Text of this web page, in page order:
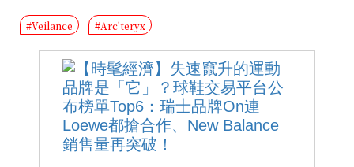
#Veilance #Arc'teryx